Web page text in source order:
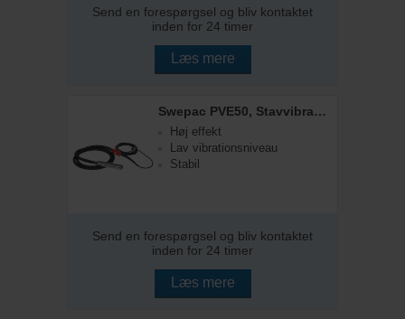
Send en forespørgsel og bliv kontaktet
inden for 24 timer
Læs mere
Swepac PVE50, Stavvibrator, 50 mm
Høj effekt
Lav vibrationsniveau
Stabil
Send en forespørgsel og bliv kontaktet
inden for 24 timer
Læs mere